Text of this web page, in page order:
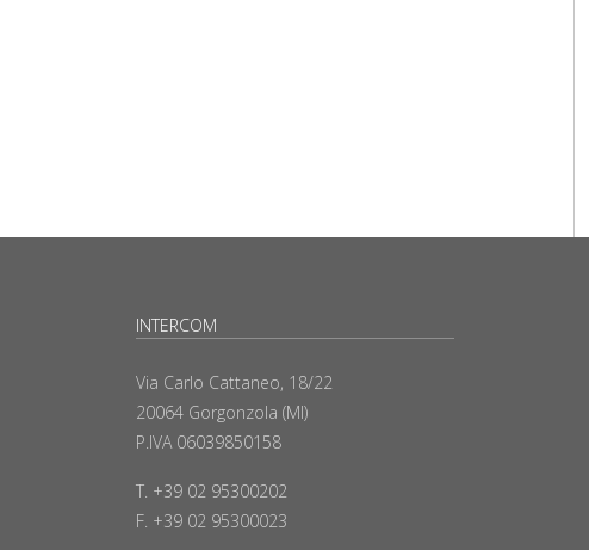
INTERCOM
Via Carlo Cattaneo, 18/22
20064 Gorgonzola (MI)
P.IVA 06039850158
T. +39 02 95300202
F. +39 02 95300023